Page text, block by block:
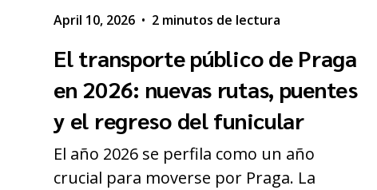
April 10, 2026 • 2 minutos de lectura
El transporte público de Praga
en 2026: nuevas rutas, puentes
y el regreso del funicular
El año 2026 se perfila como un año
crucial para moverse por Praga. La